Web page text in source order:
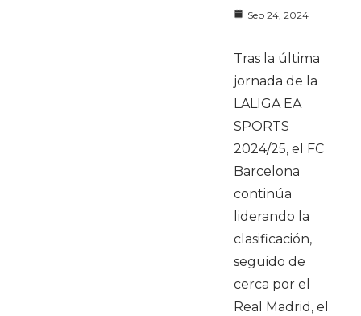
Sep 24, 2024
Tras la última
jornada de la
LALIGA EA
SPORTS
2024/25, el FC
Barcelona
continúa
liderando la
clasificación,
seguido de
cerca por el
Real Madrid, el